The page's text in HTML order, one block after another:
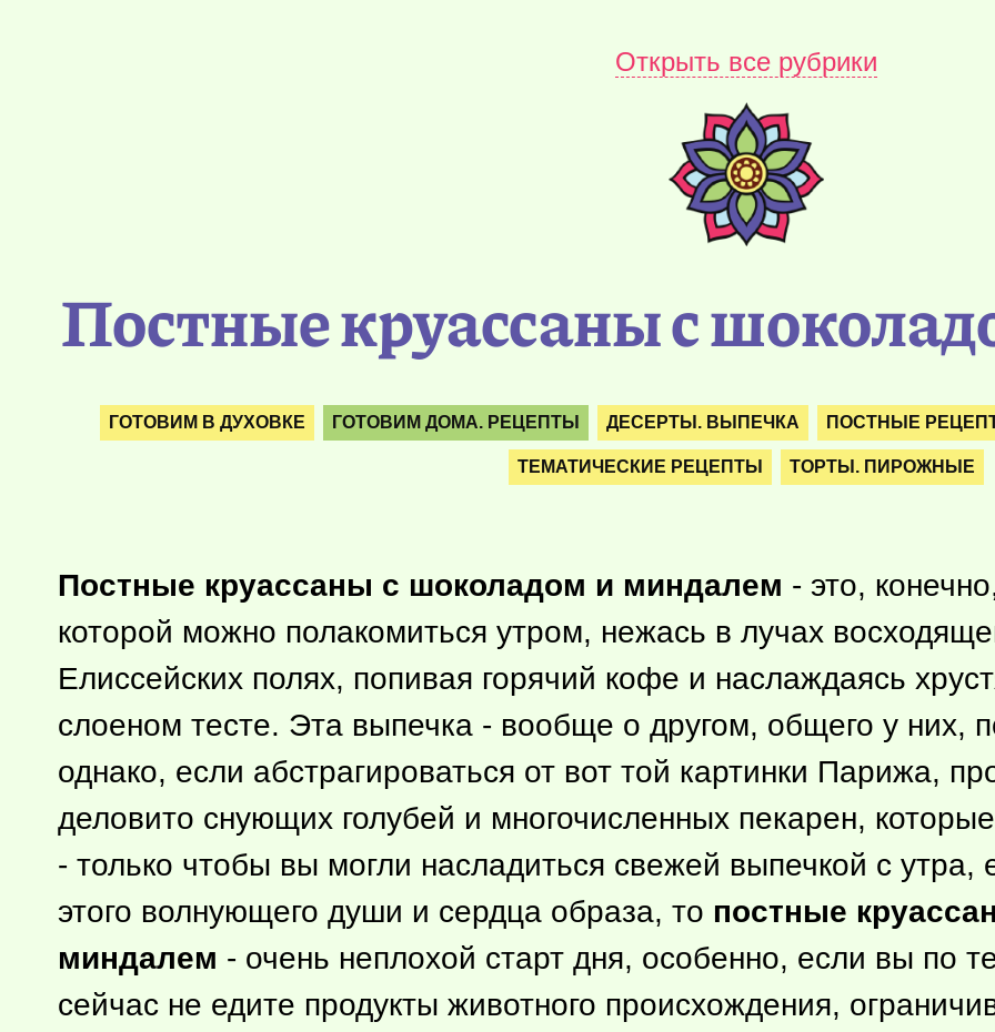
Открыть все рубрики
Постные круассаны с
ГОТОВИМ В ДУХОВКЕ ГОТОВИМ ДОМА. РЕЦЕПТЫ ДЕСЕРТЫ. ВЫПЕЧКА ПОСТНЫЕ
ТЕМАТИЧЕСКИЕ РЕЦЕПТЫ ТОРТЫ. ПИРОЖНЫЕ
Постные круассаны с шоколадом и миндалем - это,
которой можно полакомиться утром, нежась в лучах
Елиссейских полях, попивая горячий кофе и наслаждаясь
слоеном тесте. Эта выпечка - вообще о другом, общего у них,
однако, если абстрагироваться от вот той картинки Парижа,
деловито снующих голубей и многочисленных пекарен,
- только чтобы вы могли насладиться свежей выпечкой с утра,
этого волнующего души и сердца образа, то постные
миндалем - очень неплохой старт дня, особенно, если вы по
сейчас не едите продукты животного происхождения,